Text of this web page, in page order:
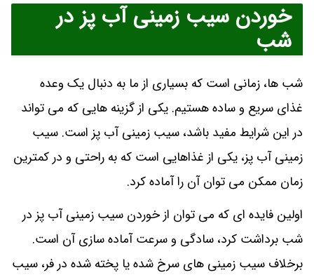
خوردن سیب زمینی آب پز در
شب
شب ها، زمانی است که بسیاری از ما به دنبال یک وعده
غذای سریع و ساده هستیم. یکی از گزینه هایی که می تواند
در این شرایط مفید باشد، سیب زمینی آب پز است. سیب
زمینی آب پز، یکی از غذاهایی است که به راحتی و در کمترین
زمان ممکن می توان آن را آماده کرد.
اولین فایده ای که می توان از خوردن سیب زمینی آب پز در
شب برداشت کرد، سادگی و سرعت آماده سازی آن است.
برخلاف سیب زمینی های سرخ شده یا پخته شده در فر، سیب